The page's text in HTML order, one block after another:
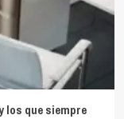
los que siempre